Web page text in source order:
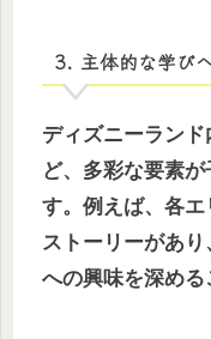
3. 主体的な学び
ディズニーラン
ど、多彩な要素
す。例えば、各
ストーリーがあ
への興味を深める